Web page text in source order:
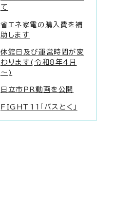
て
省エネ家電の購入費を補
助します
休館日及び運営時間が変
わります(令和8年4月
～)
日立市PR動画を公開
FIGHT11「パスとく」